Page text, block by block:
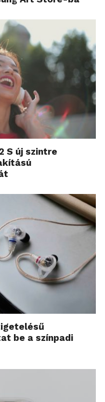
S új szintre
be a színpadi